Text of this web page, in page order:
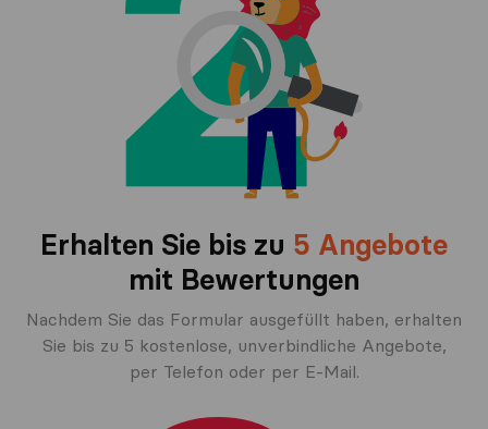
Erhalten Sie bis zu 5 Angebote
mit Bewertungen
Nachdem Sie das Formular ausgefüllt haben, erhalten
Sie bis zu 5 kostenlose, unverbindliche Angebote,
per Telefon oder per E-Mail.